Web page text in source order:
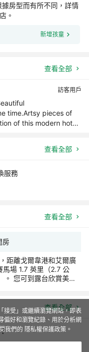
房型而有所不同，詳情
。
新增孩童
查看全部
訪客用戶
time.Artsy pieces of
of this modern hotel.i
查看全部
服務
查看全部
房
距離戈爾韋港和艾爾廣
場 1.7 英里（2.7 公
。 您可到露台欣賞美
杯，輕鬆一下。自助式
至 10:30，週末
心、快速入住和快速退
間會議室。飯店提供免
和義式濃縮咖啡機；您
的私人浴室提供大花灑
查看全部
接受」或繼續瀏覽網站，即表
偏好和瀏覽紀錄、用於分析網
我們的 隱私權保護政策 。